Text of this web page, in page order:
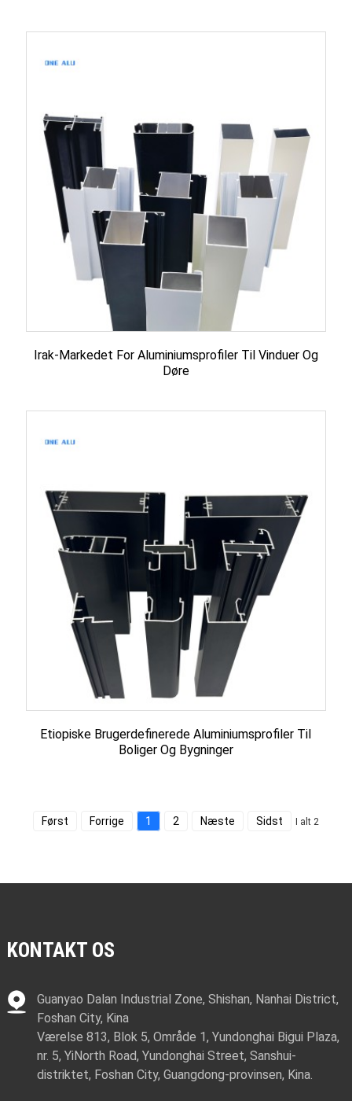
Irak-Markedet For Aluminiumsprofiler Til Vinduer Og
Døre
Etiopiske Brugerdefinerede Aluminiumsprofiler Til
Boliger Og Bygninger
Først Forrige 1 2 Næste Sidst I alt 2
KONTAKT OS
Guanyao Dalan Industrial Zone, Shishan, Nanhai District,
Foshan City, Kina
Værelse 813, Blok 5, Område 1, Yundonghai Bigui Plaza,
nr. 5, YiNorth Road, Yundonghai Street, Sanshui-
distriktet, Foshan City, Guangdong-provinsen, Kina.